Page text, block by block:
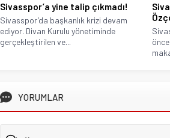
Sivasspor’a yine talip çıkmadı!
Sivasspor’da başkanlık krizi devam
ediyor. Divan Kurulu yönetiminde
gerçekleştirilen ve...
YORUMLAR